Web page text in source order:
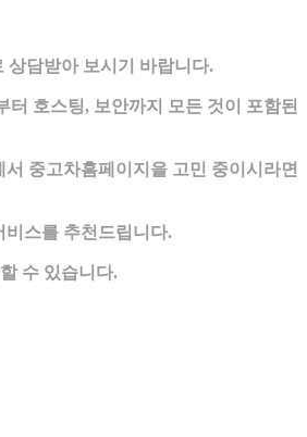
상담받아 보시기 바랍니다.
호스팅, 보안까지 모든 것이 포함된
중고차홈페이지을 고민 중이시라면
비스를 추천드립니다.
수 있습니다.